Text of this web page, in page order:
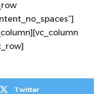
Twitter